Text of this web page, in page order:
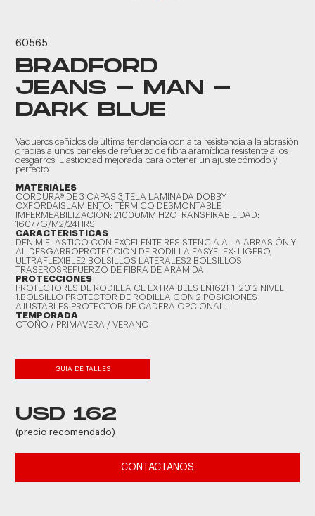
60565
BRADFORD
JEANS - MAN -
DARK BLUE
Vaqueros ceñidos de última tendencia con alta resistencia a la abrasión
gracias a unos paneles de refuerzo de fibra aramídica resistente a los
desgarros. Elasticidad mejorada para obtener un ajuste cómodo y
perfecto.
MATERIALES
CORDURA® DE 3 CAPAS 3 TELA LAMINADA DOBBY
OXFORDAISLAMIENTO: TÉRMICO DESMONTABLE
IMPERMEABILIZACIÓN: 21000MM H2OTRANSPIRABILIDAD:
16077G/M2/24HRS
CARACTERISTICAS
DENIM ELÁSTICO CON EXCELENTE RESISTENCIA A LA ABRASIÓN Y
AL DESGARROPROTECCIÓN DE RODILLA EASYFLEX: LIGERO,
ULTRAFLEXIBLE2 BOLSILLOS LATERALES2 BOLSILLOS
TRASEROSREFUERZO DE FIBRA DE ARAMIDA
PROTECCIONES
PROTECTORES DE RODILLA CE EXTRAÍBLES EN1621-1: 2012 NIVEL
1.BOLSILLO PROTECTOR DE RODILLA CON 2 POSICIONES
AJUSTABLES.PROTECTOR DE CADERA OPCIONAL.
TEMPORADA
OTOÑO / PRIMAVERA / VERANO
GUIA DE TALLES
USD 162
(precio recomendado)
CONTACTANOS